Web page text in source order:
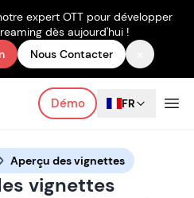
expert OTT pour développer
dès aujourd'hui !
Nous Contacter
Démo FR
Aperçu des vignettes
vignettes